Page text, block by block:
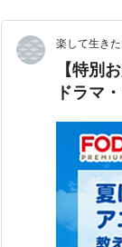
楽して生き
【特別
ドラマ